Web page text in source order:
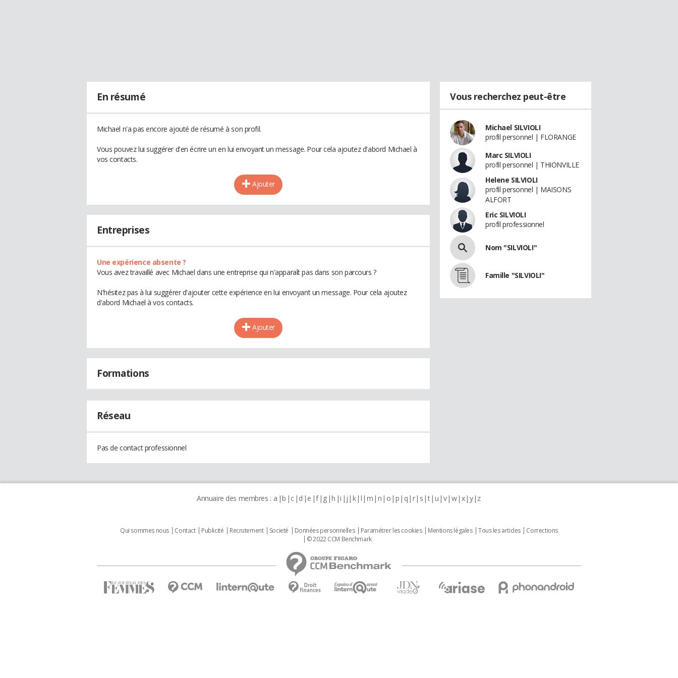
En résumé
Michael n'a pas encore ajouté de résumé à son profil.
Vous pouvez lui suggérer d'en écrire un en lui envoyant un message. Pour cela ajoutez d'abord Michael à
vos contacts.
Ajouter
Entreprises
Une expérience absente ?
Vous avez travaillé avec Michael dans une entreprise qui n'apparaît pas dans son parcours ?
N'hésitez pas à lui suggérer d'ajouter cette expérience en lui envoyant un message. Pour cela ajoutez
d'abord Michael à vos contacts.
Ajouter
Formations
Réseau
Pas de contact professionnel
Vous recherchez peut-être
Michael SILVIOLI
profil personnel | FLORANGE
Marc SILVIOLI
profil personnel | THIONVILLE
Helene SILVIOLI
profil personnel | MAISONS
ALFORT
Eric SILVIOLI
profil professionnel
Nom "SILVIOLI"
Famille "SILVIOLI"
Annuaire des membres : a b c d e f g h i j k l m n o p q r s t u v w x y z
Qui sommes nous Contact Publicité Recrutement Societé Données personnelles Paramétrer les cookies Mentions légales Tous les articles
Corrections
© 2022 CCM Benchmark